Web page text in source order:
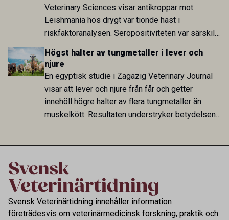
Veterinary Sciences visar antikroppar mot
Leishmania hos drygt var tionde häst i
riskfaktoranalysen. Seropositiviteten var särskilt
hög i Zarqa och statistiskt kopplad till bland
annat stallhållning. Resultaten visar att hästarna
har exponerats för parasiten – men inte att de
fungerar som reservoarer eller bidrar till
smittspridning.
Högst halter av tungmetaller i lever och
njure
En egyptisk studie i Zagazig Veterinary Journal
visar att lever och njure från får och getter
innehöll högre halter av flera tungmetaller än
muskelkött. Resultaten understryker betydelsen
Svensk Veterinärtidning innehåller information
företrädesvis om veterinärmedicinsk forskning, praktik och